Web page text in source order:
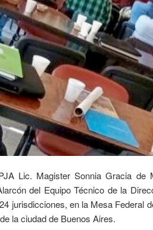
Lic. Magister Sonnia Gracia de
del Equipo Técnico de la
jurisdicciones, en la Mesa Federal
la ciudad de Buenos Aires.